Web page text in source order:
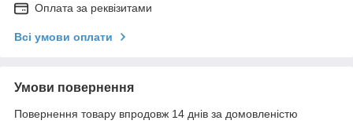
Оплата за реквізитами
Всі умови оплати
Умови повернення
Повернення товару впродовж 14 днів за домовленістю